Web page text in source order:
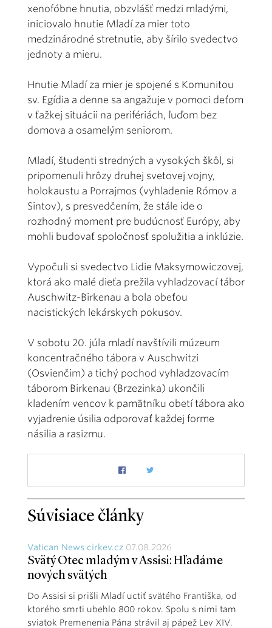
xenofóbne hnutia, obzvlášť medzi mladými,
iniciovalo hnutie Mladí za mier toto
medzinárodné stretnutie, aby šírilo svedectvo
jednoty a mieru.
Hnutie Mladí za mier je spojené s Komunitou
sv. Egídia a denne sa angažuje v pomoci deťom
v ťažkej situácii na perifériách, ľuďom bez
domova a osamelým seniorom.
Mladí, študenti stredných a vysokých škôl, si
pripomenuli hrôzy druhej svetovej vojny,
holokaustu a Porrajmos (vyhladenie Rómov a
Sintov), s presvedčením, že stále ide o
rozhodný moment pre budúcnosť Európy, aby
mohli budovať spoločnosť spolužitia a inklúzie.
Vypočuli si svedectvo Lidie Maksymowiczovej,
ktorá ako malé dieťa prežila vyhladzovací tábor
Auschwitz-Birkenau a bola obeťou
nacistických lekárskych pokusov.
V sobotu 20. júla mladí navštívili múzeum
koncentračného tábora v Auschwitzi
(Osvienčim) a tichý pochod vyhladzovacím
táborom Birkenau (Brzezinka) ukončili
kladením vencov k pamätníku obetí tábora ako
vyjadrenie úsilia odporovať každej forme
násilia a rasizmu.
Súvisiace články
Vatican News cirkev.cz 07.08.2026
Svätý Otec mladým v Assisi: Hľadáme
nových svätých
Do Assisi si prišli Mladí uctiť svätého Františka, od
ktorého smrti ubehlo 800 rokov. Spolu s nimi tam
sviatok Premenenia Pána strávil aj pápež Lev XIV.